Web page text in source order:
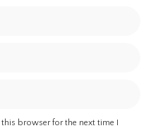
browser for the next time I